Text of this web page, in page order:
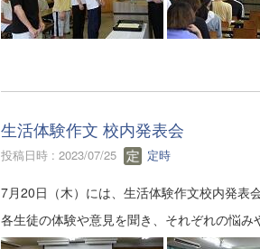
生活体験作文 校内発表会
投稿日時 : 2023/07/25 定時
7月20日（木）には、生活体験作文校内発表
各生徒の体験や意見を聞き、それぞれの悩